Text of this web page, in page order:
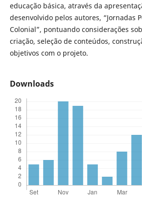
educação básica, através da
desenvolvido pelos autores, “Jornadas
Colonial”, pontuando considerações
criação, seleção de conteúdos,
objetivos com o projeto.
Downloads